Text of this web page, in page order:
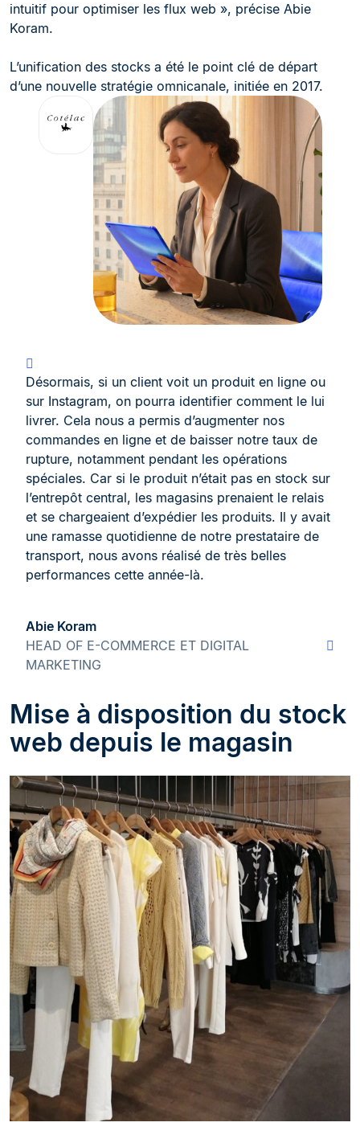
intuitif pour optimiser les flux web », précise Abie
Koram.
L’unification des stocks a été le point clé de départ
d’une nouvelle stratégie omnicanale, initiée en 2017.
Désormais, si un client voit un produit en ligne ou
sur Instagram, on pourra identifier comment le lui
livrer. Cela nous a permis d’augmenter nos
commandes en ligne et de baisser notre taux de
rupture, notamment pendant les opérations
spéciales. Car si le produit n’était pas en stock sur
l’entrepôt central, les magasins prenaient le relais
et se chargeaient d’expédier les produits. Il y avait
une ramasse quotidienne de notre prestataire de
transport, nous avons réalisé de très belles
performances cette année-là.
Abie Koram
HEAD OF E-COMMERCE ET DIGITAL
MARKETING
Mise à disposition du stock
web depuis le magasin